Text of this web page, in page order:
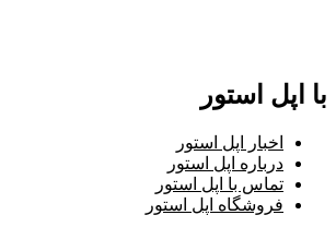
با اپل استور
اخبار اپل استور
درباره اپل استور
تماس با اپل استور
فروشگاه اپل استور